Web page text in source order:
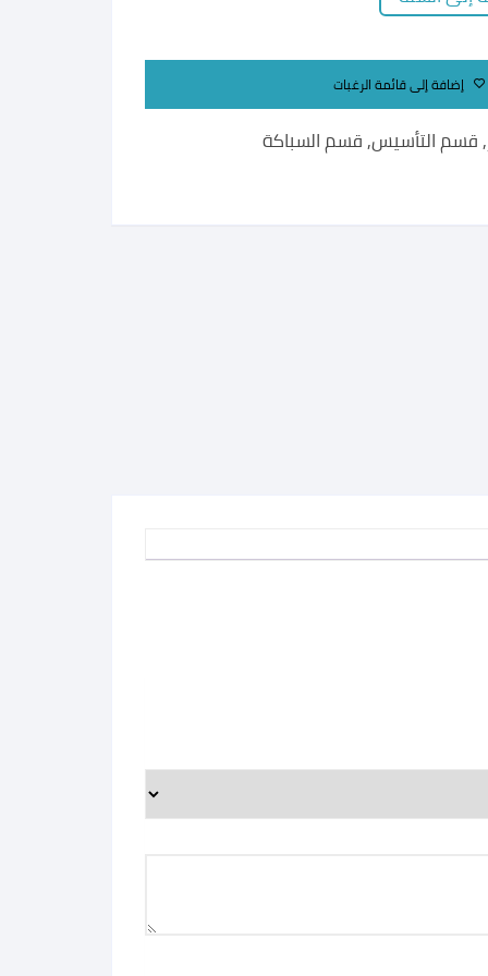
إضافة إلى قائمة الرغبات
,قسم التأسيس,قسم السباكة